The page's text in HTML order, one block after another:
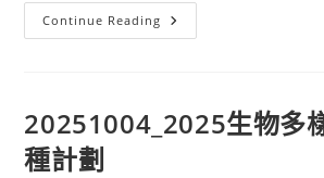
Continue Reading
20251004_2025生物多
種計劃